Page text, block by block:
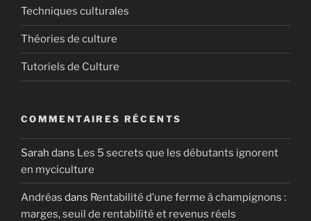
Techniques culturales
Théories de culture
Tutoriels de Culture
COMMENTAIRES RÉCENTS
Sarah dans Les 5 secrets que les débutants ignorent
en myciculture
Andréas dans Rentabilité d’une ferme à champignons :
marges, seuil de rentabilité et revenus réels